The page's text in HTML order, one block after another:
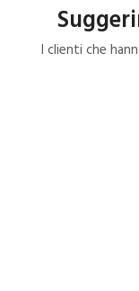
I clienti che